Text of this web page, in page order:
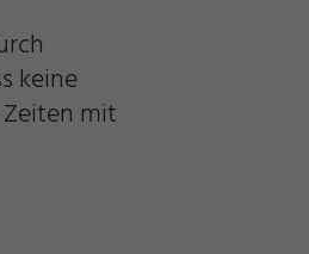
keine
mit